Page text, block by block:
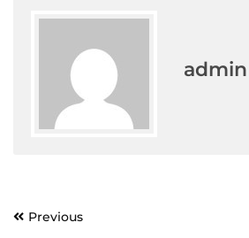
admin
PostPrevious